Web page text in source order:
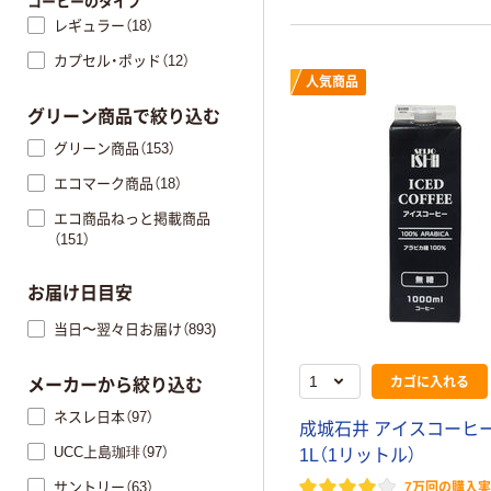
人気商品
カゴに入れる
成城石井 アイスコーヒ
1L（1リットル）
7万回の購入
レギュラー（18）
カプセル・ポッド（12）
グリーン商品で絞り込む
グリーン商品（153）
エコマーク商品（18）
エコ商品ねっと掲載商品
（151）
お届け日目安
当日〜翌々日お届け（893)
メーカーから絞り込む
ネスレ日本（97）
UCC上島珈琲（97）
サントリー（63）